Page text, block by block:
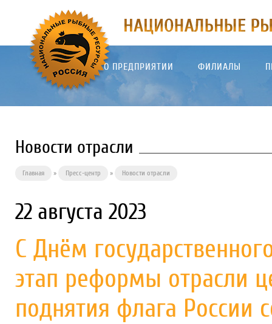
О ПРЕДПРИЯТИИ ФИЛИАЛЫ
Новости отрасли
Главная » Пресс-центр » Новости отрасли
22 августа 2023
С Днём
этап реформы отрасли
поднятия флага России